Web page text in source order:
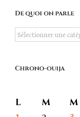
De quoi on parle
De
parle
Chrono-ouija
L M M